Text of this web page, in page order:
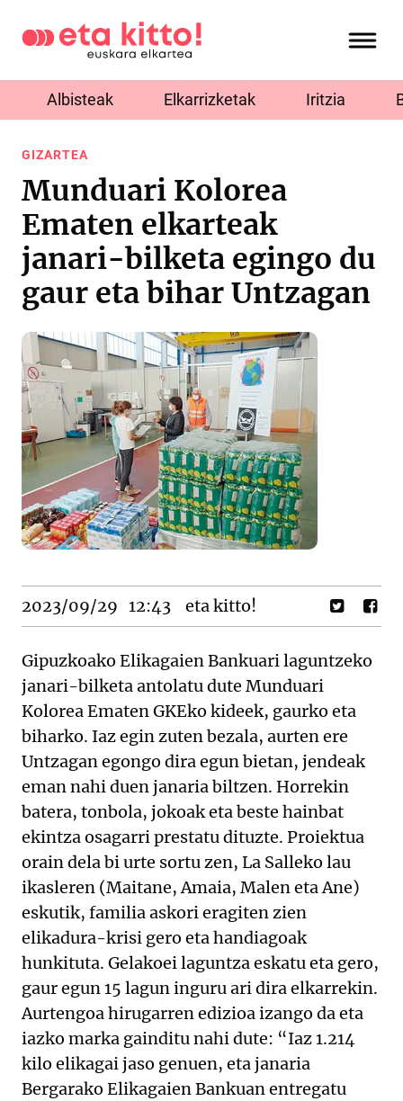
Albisteak Elkarrizketak Iritzia
GIZARTEA
Munduari Kolorea
Ematen elkarteak
janari-bilketa egingo du
gaur eta bihar Untzagan
2023/09/29 12:43 eta kitto!
Gipuzkoako Elikagaien Bankuari laguntzeko
janari-bilketa antolatu dute Munduari
Kolorea Ematen GKEko kideek, gaurko eta
biharko. Iaz egin zuten bezala, aurten ere
Untzagan egongo dira egun bietan, jendeak
eman nahi duen janaria biltzen. Horrekin
batera, tonbola, jokoak eta beste hainbat
ekintza osagarri prestatu dituzte. Proiektua
orain dela bi urte sortu zen, La Salleko lau
ikasleren (Maitane, Amaia, Malen eta Ane)
eskutik, familia askori eragiten zien
elikadura-krisi gero eta handiagoak
hunkituta. Gelakoei laguntza eskatu eta gero,
gaur egun 15 lagun inguru ari dira elkarrekin.
Aurtengoa hirugarren edizioa izango da eta
iazko marka gainditu nahi dute: “Iaz 1.214
kilo elikagai jaso genuen, eta janaria
Bergarako Elikagaien Bankuan entregatu